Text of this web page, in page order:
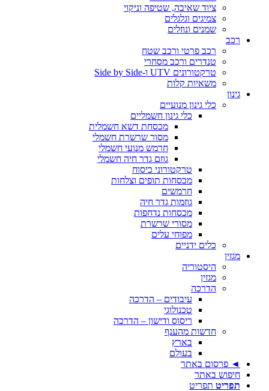
ציוד שאיבה, שטיפה וניקוי
צמיגים וגלגלים
שמנים ונוזלים
רכב
רכב פרטי ורכב שטח
טנדרים ורכב מסחרי
טרקטורונים UTV ו-Side by Side
משאיות קלות
גינון
כלי גינון מנועיים
כלי גינון חשמליים
מכסחת דשא חשמלית
מסור שרשרת חשמלי
חרמש מנועי חשמלי
גוזם גדר חיה חשמלי
טרקטורוני כיסוח
מכסחות תופים וצלחות
חרמשים
גוזמות גדר חיה
מכסחות נדחפות
מסורי שרשרת
מפוחי עלים
כלים ידניים
מגזין
היסטוריה
מגזין
הדרכה
עיבודים – הדרכה
טכנולוגי
ריסוס ודישון – הדרכה
חדשות מהענף
בארץ
בעולם
◄ פרסום באתר
חיפוש באתר
תפריט תפריט